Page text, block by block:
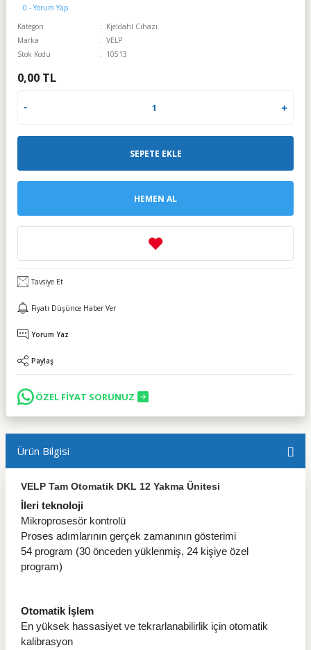
0 - Yorum Yap
Kategori
Kjeldahl Cihazı
Marka
VELP
Stok Kodu
10513
0,00 TL
SEPETE EKLE
HEMEN AL
Tavsiye Et
Fiyatı Düşünce Haber Ver
Yorum Yaz
Paylaş
ÖZEL FİYAT SORUNUZ
Ürün Bilgisi
VELP Tam Otomatik DKL 12 Yakma Ünitesi
İleri teknoloji
Mikroprosesör kontrolü
Proses adımlarının gerçek zamanının gösterimi
54 program (30 önceden yüklenmiş, 24 kişiye özel
program)
Otomatik İşlem
En yüksek hassasiyet ve tekrarlanabilirlik için otomatik
kalibrasyon